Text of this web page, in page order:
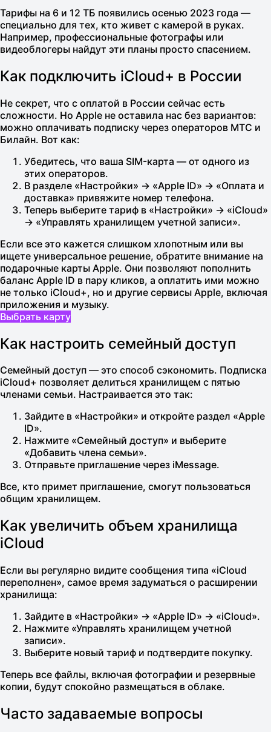
Тарифы на 6 и 12 ТБ появились осенью 2023 года —
специально для тех, кто живет с камерой в руках.
Например, профессиональные фотографы или
видеоблогеры найдут эти планы просто спасением.
Как подключить iCloud+ в России
Не секрет, что с оплатой в России сейчас есть
сложности. Но Apple не оставила нас без вариантов:
можно оплачивать подписку через операторов МТС и
Билайн. Вот как:
Убедитесь, что ваша SIM-карта — от одного из
этих операторов.
В разделе «Настройки» → «Apple ID» → «Оплата и
доставка» привяжите номер телефона.
Теперь выберите тариф в «Настройки» → «iCloud»
→ «Управлять хранилищем учетной записи».
Если все это кажется слишком хлопотным или вы
ищете универсальное решение, обратите внимание на
подарочные карты Apple. Они позволяют пополнить
баланс Apple ID в пару кликов, а оплатить ими можно
не только iCloud+, но и другие сервисы Apple, включая
приложения и музыку.
Выбрать карту
Как настроить семейный доступ
Семейный доступ — это способ сэкономить. Подписка
iCloud+ позволяет делиться хранилищем с пятью
членами семьи. Настраивается это так:
Зайдите в «Настройки» и откройте раздел «Apple
ID».
Нажмите «Семейный доступ» и выберите
«Добавить члена семьи».
Отправьте приглашение через iMessage.
Все, кто примет приглашение, смогут пользоваться
общим хранилищем.
Как увеличить объем хранилища
iCloud
Если вы регулярно видите сообщения типа «iCloud
переполнен», самое время задуматься о расширении
хранилища:
Зайдите в «Настройки» → «Apple ID» → «iCloud».
Нажмите «Управлять хранилищем учетной
записи».
Выберите новый тариф и подтвердите покупку.
Теперь все файлы, включая фотографии и резервные
копии, будут спокойно размещаться в облаке.
Часто задаваемые вопросы